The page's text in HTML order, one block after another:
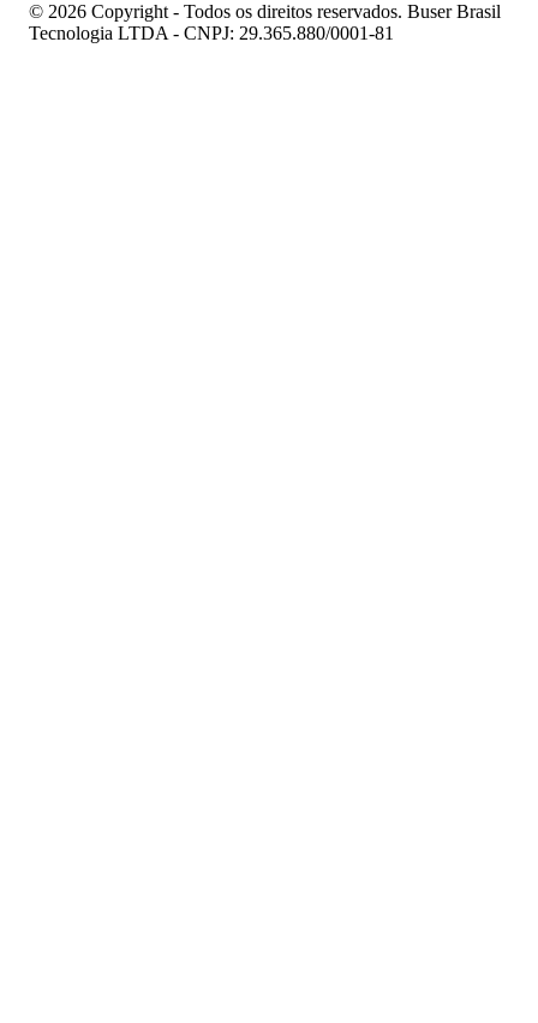
© 2026 Copyright - Todos os direitos reservados. Buser Brasil
Tecnologia LTDA - CNPJ: 29.365.880/0001-81